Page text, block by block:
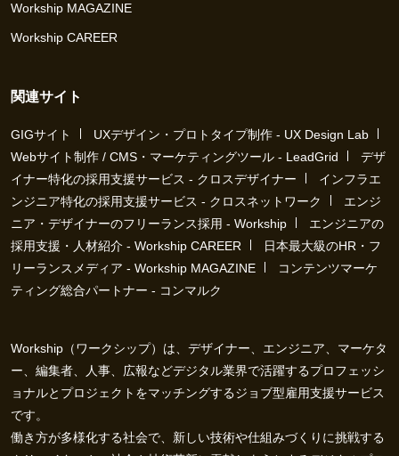
Workship MAGAZINE
Workship CAREER
関連サイト
GIGサイト
UXデザイン・プロトタイプ制作 - UX Design Lab
Webサイト制作 / CMS・マーケティングツール - LeadGrid
デザ
イナー特化の採用支援サービス - クロスデザイナー
インフラエ
ンジニア特化の採用支援サービス - クロスネットワーク
エンジ
ニア・デザイナーのフリーランス採用 - Workship
エンジニアの
採用支援・人材紹介 - Workship CAREER
日本最大級のHR・フ
リーランスメディア - Workship MAGAZINE
コンテンツマーケ
ティング総合パートナー - コンマルク
Workship（ワークシップ）は、デザイナー、エンジニア、マーケタ
ー、編集者、人事、広報などデジタル業界で活躍するプロフェッシ
ョナルとプロジェクトをマッチングするジョブ型雇用支援サービス
です。
働き方が多様化する社会で、新しい技術や仕組みづくりに挑戦する